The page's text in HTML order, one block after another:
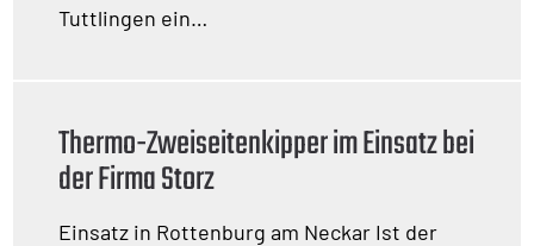
Tuttlingen ein…
Thermo-Zweiseitenkipper im Einsatz bei
der Firma Storz
Einsatz in Rottenburg am Neckar Ist der